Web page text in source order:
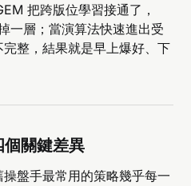
把跨版位學習接通了，
一層；當演算法快速進出受
整，結果就是早上爆好、下
關鍵差異
盤手最常用的策略幾乎每一